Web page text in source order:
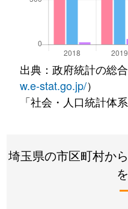
出典：政府統計の総
w.e-stat.go.jp/）
「社会・人口統計体
埼玉県の市区町村か